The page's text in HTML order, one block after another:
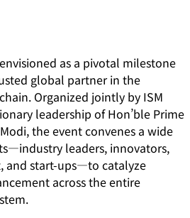
as a pivotal milestone
global partner in the
Organized jointly by ISM
leadership of Hon’ble Prime
the event convenes a wide
leaders, innovators,
and start-ups—to catalyze
across the entire